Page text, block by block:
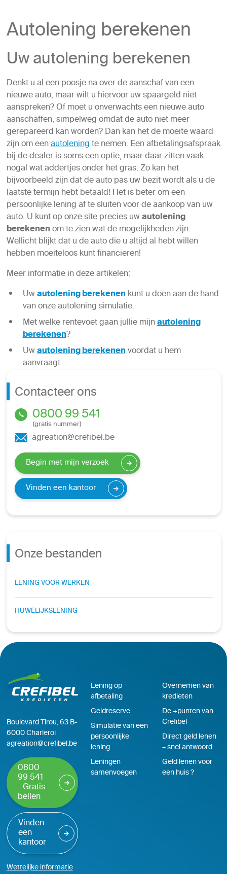
Autolening berekenen
Uw autolening berekenen
Denkt u al een poosje na over de aanschaf van een
nieuwe auto, maar wilt u hiervoor uw spaargeld niet
aanspreken? Of moet u onverwachts een nieuwe auto
aanschaffen, simpelweg omdat de auto niet meer
gerepareerd kan worden? Dan kan het de moeite waard
zijn om eenautoleningte nemen. Een afbetalingsafspraak
bij de dealer is soms een optie, maar daar zitten vaak
nogal wat addertjes onder het gras. Zo kan het
bijvoorbeeld zijn dat de auto pas uw bezit wordt als u de
laatste termijn hebt betaald! Het is beter om een
persoonlijke lening af te sluiten voor de aankoop van uw
auto. U kunt op onze site precies uwautolening
berekenenom te zien wat de mogelijkheden zijn.
Wellicht blijkt dat u de auto die u altijd al hebt willen
hebben moeiteloos kunt financieren!
Meer informatie in deze artikelen:
Uwautolening berekenenkunt u doen aan de hand
van onze autolening simulatie.
Met welke rentevoet gaan jullie mijnautolening
berekenen?
Uwautolening berekenenvoordat u hem
aanvraagt.
Contacteer ons
0800 99 541
(gratis nummer)
agreation@crefibel.be
Begin met mijn verzoek
Vinden een kantoor
Onze bestanden
LENING VOOR WERKEN
HUWELIJKSLENING
Boulevard Tirou, 63 B-
6000 Charleroi
agreation@crefibel.be
0800
99 541
- Gratis
bellen
Vinden
een
kantoor
Wettelijke informatie
Lening op
afbetaling
Geldreserve
Simulatie van een
persoonlijke
lening
Leningen
samenvoegen
Overnemen van
kredieten
De +punten van
Crefibel
Direct geld lenen
– snel antwoord
Geld lenen voor
een huis ?